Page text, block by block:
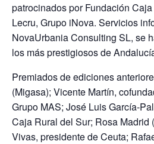
patrocinados por Fundación
Lecru, Grupo iNova. Servicios
NovaUrbania Consulting SL, se
los más prestigiosos de
Premiados de ediciones
(Migasa); Vicente Martín,
Grupo MAS; José Luis García-
Caja Rural del Sur; Rosa Madrid
Vivas, presidente de Ceuta;